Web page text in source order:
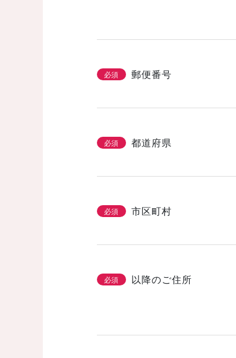
必須 郵便番号
必須 都道府県
必須 市区町村
必須 以降のご住所